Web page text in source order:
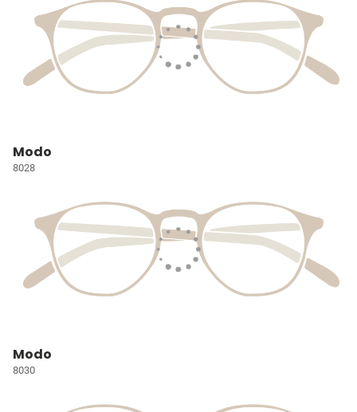
Modo
8028
Modo
8030